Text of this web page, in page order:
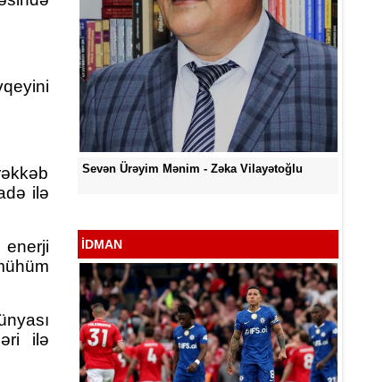
ilə
ilə
Vilayətoğlu
O Gözlərində - Zəka Vilayətoğlu
İDMAN